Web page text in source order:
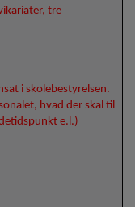
tre
i skolebestyrelsen.
hvad der skal til
e.l.)